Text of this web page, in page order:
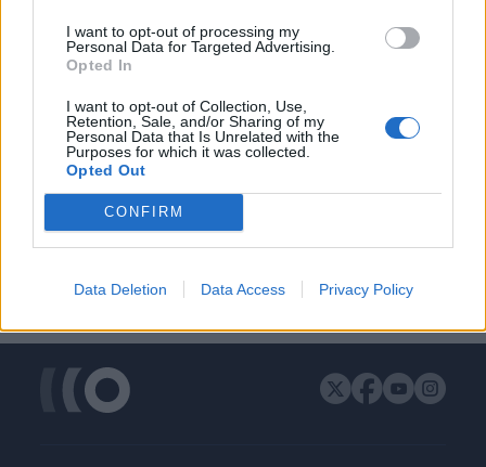
I want to opt-out of processing my
Personal Data for Targeted Advertising.
Opted In
I want to opt-out of Collection, Use,
Retention, Sale, and/or Sharing of my
Personal Data that Is Unrelated with the
Purposes for which it was collected.
Opted Out
CONFIRM
Data Deletion Data Access Privacy Policy